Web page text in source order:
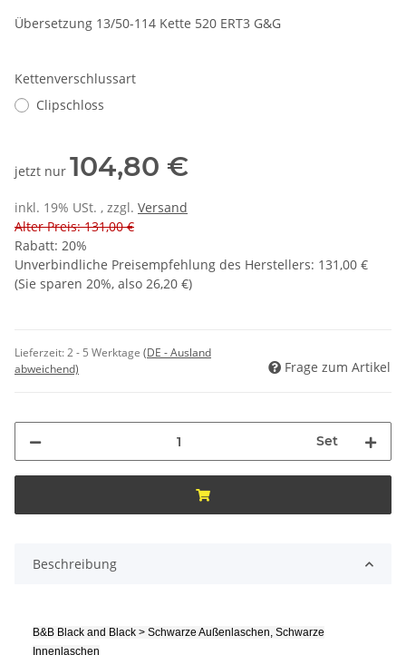
Übersetzung 13/50-114 Kette 520 ERT3 G&G
Kettenverschlussart
Clipschloss
jetzt nur 104,80 €
inkl. 19% USt. , zzgl. Versand
Alter Preis: 131,00 €
Rabatt: 20%
Unverbindliche Preisempfehlung des Herstellers: 131,00 €
(Sie sparen 20%, also 26,20 €)
Lieferzeit:2 - 5 Werktage (DE - Ausland
abweichend)
Frage zum Artikel
Set
Beschreibung
B&B Black and Black > Schwarze Außenlaschen, Schwarze
Innenlaschen